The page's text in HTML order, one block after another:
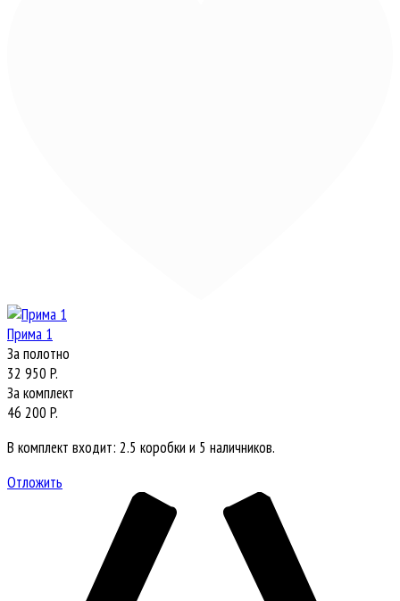
Прима 1
За полотно
32 950 P.
За комплект
46 200 P.
В комплект входит: 2.5 коробки и 5 наличников.
Отложить